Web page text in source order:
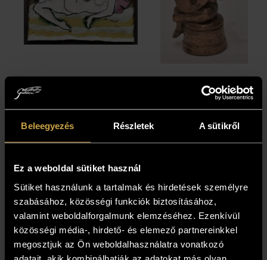
Beleegyezés Részletek A sütikről
Ez a weboldal sütiket használ
Sütiket használunk a tartalmak és hirdetések személyre
szabásához, közösségi funkciók biztosításához,
valamint weboldalforgalmunk elemzéséhez. Ezenkívül
közösségi média-, hirdető- és elemező partnereinkkel
megosztjuk az Ön weboldalhasználatra vonatkozó
adatait, akik kombinálhatják az adatokat más olyan
Zocskár Andrea
(7,5x9,5 cm)
73 000Ft
Zocskár Andrea
- Lantos
angyalka (6x4
cm)